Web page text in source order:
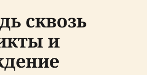
сквозь
и